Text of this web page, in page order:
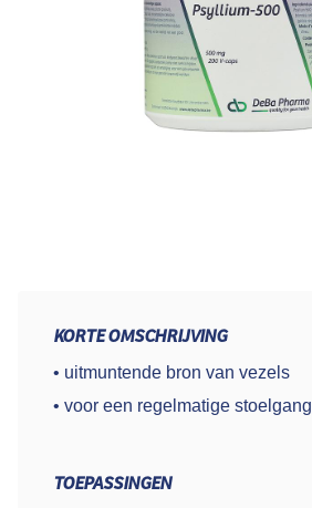
KORTE OMSCHRIJVING
• uitmuntende bron van vezels
• voor een regelmatige stoelgang
TOEPASSINGEN